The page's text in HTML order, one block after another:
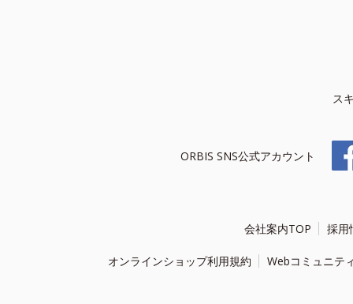
ス
ORBIS SNS公式アカウント
会社案内TOP 採用
オンラインショップ利用規約 Webコミュニテ